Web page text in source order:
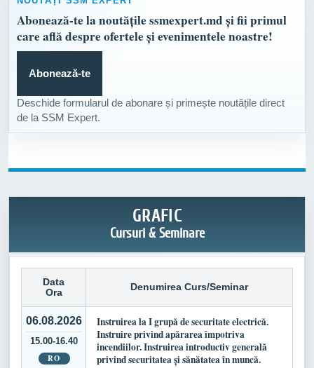
Abonează-te la noutățile ssmexpert.md și fii primul
care află despre ofertele și evenimentele noastre!
Abonează-te
Deschide formularul de abonare și primește noutățile direct
de la SSM Expert.
GRAFIC
Cursuri & Seminare
Data
Ora
Denumirea Curs/Seminar
06.08.2026
15.00-16.40
RO
Instruirea la I grupă de securitate electrică.
Instruire privind apărarea împotriva
incendiilor. Instruirea introductiv generală
privind securitatea și sănătatea în muncă.